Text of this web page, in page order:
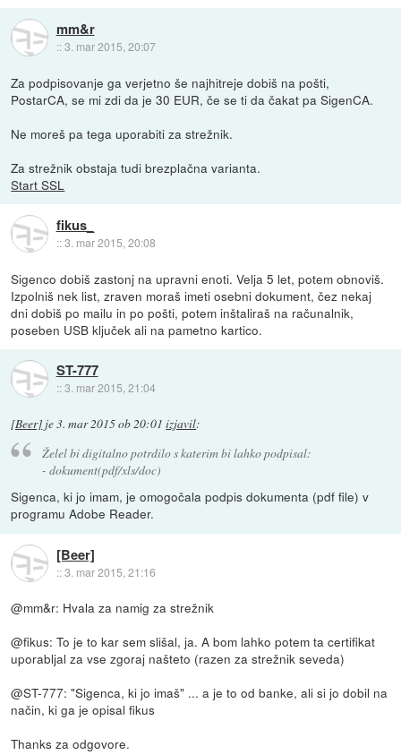
mm&r
::3. mar 2015, 20:07
Za podpisovanje ga verjetno še najhitreje dobiš na pošti,
PostarCA, se mi zdi da je 30 EUR, če se ti da čakat pa SigenCA.
Ne moreš pa tega uporabiti za strežnik.
Za strežnik obstaja tudi brezplačna varianta.
Start SSL
fikus_
::3. mar 2015, 20:08
Sigenco dobiš zastonj na upravni enoti. Velja 5 let, potem obnoviš.
Izpolniš nek list, zraven moraš imeti osebni dokument, čez nekaj
dni dobiš po mailu in po pošti, potem inštaliraš na računalnik,
poseben USB ključek ali na pametno kartico.
ST-777
::3. mar 2015, 21:04
[Beer] je3. mar 2015 ob 20:01 izjavil:
Želel bi digitalno potrdilo s katerim bi lahko podpisal:
- dokument(pdf/xls/doc)
Sigenca, ki jo imam, je omogočala podpis dokumenta (pdf file) v
programu Adobe Reader.
[Beer]
::3. mar 2015, 21:16
@mm&r: Hvala za namig za strežnik
@fikus: To je to kar sem slišal, ja. A bom lahko potem ta certifikat
uporabljal za vse zgoraj našteto (razen za strežnik seveda)
@ST-777: "Sigenca, ki jo imaš" ... a je to od banke, ali si jo dobil na
način, ki ga je opisal fikus
Thanks za odgovore.